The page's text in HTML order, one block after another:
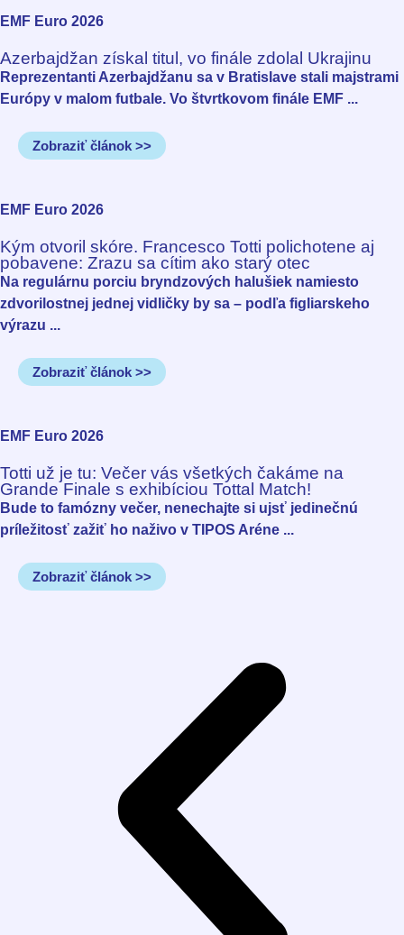
EMF Euro 2026
Azerbajdžan získal titul, vo finále zdolal Ukrajinu
Reprezentanti Azerbajdžanu sa v Bratislave stali majstrami
Európy v malom futbale. Vo štvrtkovom finále EMF ...
Zobraziť článok >>
EMF Euro 2026
Kým otvoril skóre. Francesco Totti polichotene aj
pobavene: Zrazu sa cítim ako starý otec
Na regulárnu porciu bryndzových halušiek namiesto
zdvorilostnej jednej vidličky by sa – podľa figliarskeho
výrazu ...
Zobraziť článok >>
EMF Euro 2026
Totti už je tu: Večer vás všetkých čakáme na
Grande Finale s exhibíciou Tottal Match!
Bude to famózny večer, nenechajte si ujsť jedinečnú
príležitosť zažiť ho naživo v TIPOS Aréne ...
Zobraziť článok >>